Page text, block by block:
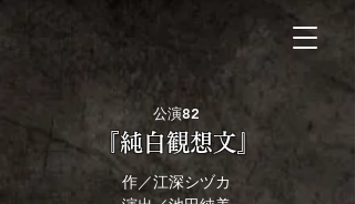
公演82
『純白観想文』
作／江深シヅカ